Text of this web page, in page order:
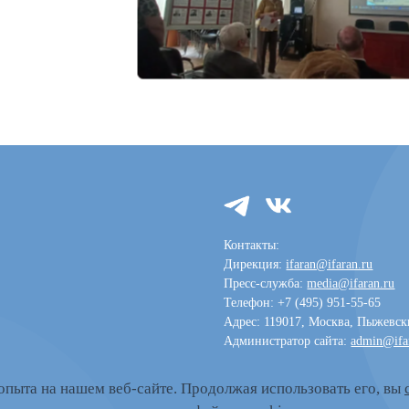
Контакты:
Дирекция:ifaran@ifaran.ru
Пресс-служба:media@ifaran.ru
Телефон: +7 (495) 951-55-65
Адрес: 119017, Москва,
Администратор сайта:
на нашем веб-сайте. Продолжая использовать его, вы